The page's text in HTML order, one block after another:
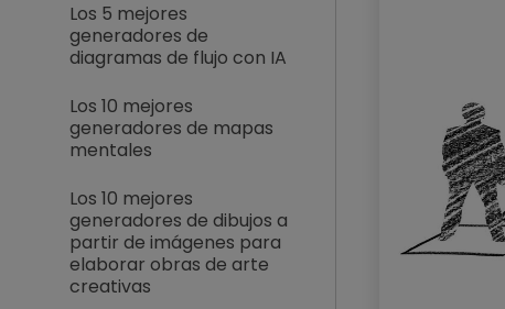
Los 5 mejores
generadores de
diagramas de flujo con IA
Los 10 mejores
generadores de mapas
mentales
Los 10 mejores
generadores de dibujos a
partir de imágenes para
elaborar obras de arte
creativas